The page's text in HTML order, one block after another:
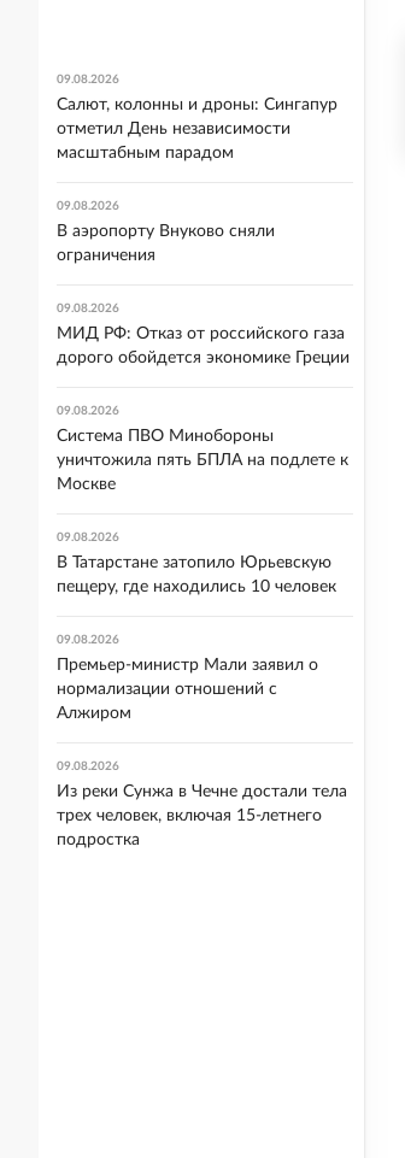
09.08.2026
Салют, колонны и дроны: Сингапур
отметил День независимости
масштабным парадом
09.08.2026
В аэропорту Внуково сняли
ограничения
09.08.2026
МИД РФ: Отказ от российского газа
дорого обойдется экономике Греции
09.08.2026
Система ПВО Минобороны
уничтожила пять БПЛА на подлете к
Москве
09.08.2026
В Татарстане затопило Юрьевскую
пещеру, где находились 10 человек
09.08.2026
Премьер-министр Мали заявил о
нормализации отношений с
Алжиром
09.08.2026
Из реки Сунжа в Чечне достали тела
трех человек, включая 15-летнего
подростка